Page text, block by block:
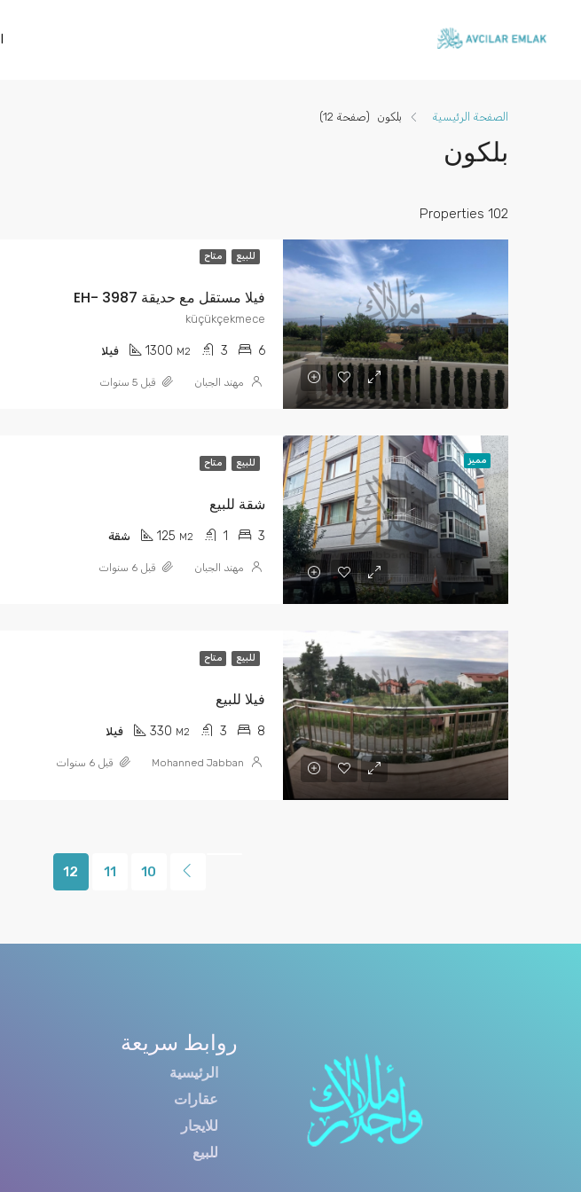
الصفحة الرئيسية بلكون (صفحة 12)
بلكون
102 Properties
للبيع متاح
فيلا مستقل مع حديقة 3987 -EH
küçükçekmece
6
3
1300 M2 فيلا
مهند الجبان قبل 5 سنوات
مميز للبيع متاح
شقة للبيع
3
1
125 M2 شقة
مهند الجبان قبل 6 سنوات
للبيع متاح
فيلا للبيع
8
3
330 M2 فيلا
Mohanned Jabban قبل 6 سنوات
10
11
12
روابط سريعة
الرئيسية
عقارات
للايجار
للبيع